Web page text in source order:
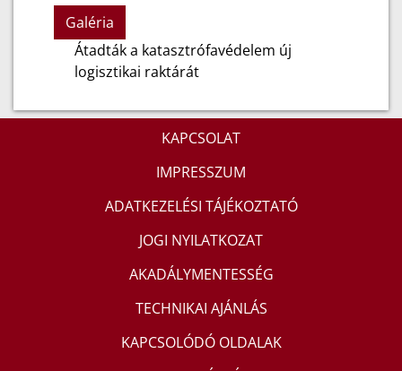
Galéria
Átadták a katasztrófavédelem új
logisztikai raktárát
KAPCSOLAT
IMPRESSZUM
ADATKEZELÉSI TÁJÉKOZTATÓ
JOGI NYILATKOZAT
AKADÁLYMENTESSÉG
TECHNIKAI AJÁNLÁS
KAPCSOLÓDÓ OLDALAK